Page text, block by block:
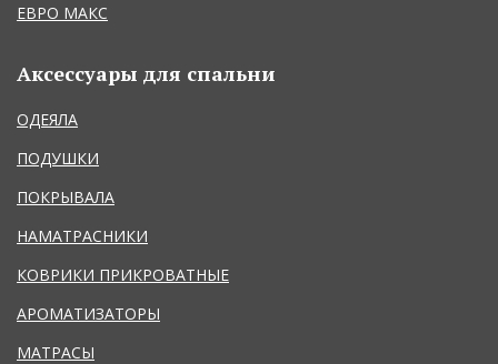
ЕВРО МАКС
Аксессуары для спальни
ОДЕЯЛА
ПОДУШКИ
ПОКРЫВАЛА
НАМАТРАСНИКИ
КОВРИКИ ПРИКРОВАТНЫЕ
АРОМАТИЗАТОРЫ
МАТРАСЫ